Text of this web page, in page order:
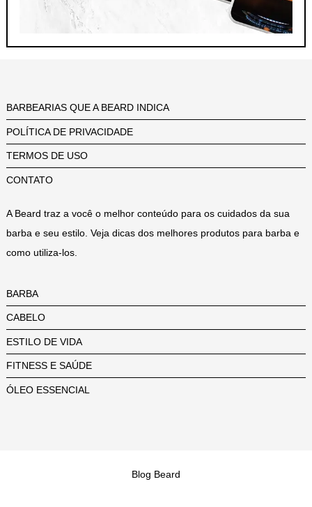
BARBEARIAS QUE A BEARD INDICA
POLÍTICA DE PRIVACIDADE
TERMOS DE USO
CONTATO
A Beard traz a você o melhor conteúdo para os cuidados da sua
barba e seu estilo. Veja dicas dos melhores produtos para barba e
como utiliza-los.
BARBA
CABELO
ESTILO DE VIDA
FITNESS E SAÚDE
ÓLEO ESSENCIAL
Blog Beard